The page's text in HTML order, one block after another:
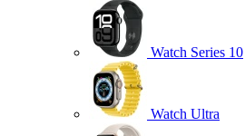
Watch Series 10
Watch Ultra